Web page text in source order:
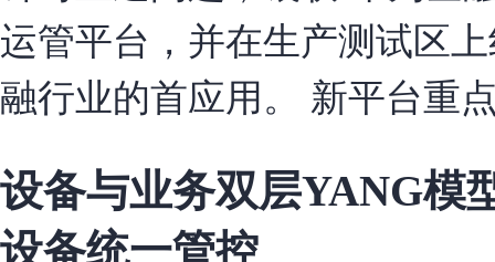
运管平台，并在生产测试区
融行业的首应用。 新平台重
设备与业务双层YANG模
设备统一管控